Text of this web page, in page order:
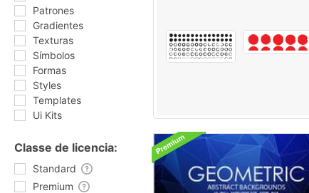
Patrones
Gradientes
Texturas
Símbolos
Formas
Styles
Templates
Ui Kits
Classe de licencia:
Standard
Premium